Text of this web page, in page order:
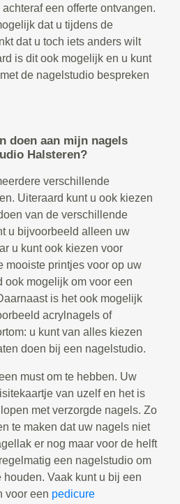
een offerte ontvangen.
dat u tijdens de
dat u toch iets anders wilt
is dit ook mogelijk en u kunt
de nagelstudio bespreken
doen aan mijn nagels
Halsteren?
verschillende
Uiteraard kunt u ook kiezen
van de verschillende
u bijvoorbeeld alleen uw
u kunt ook kiezen voor
mooiste printjes voor op uw
ook mogelijk om voor een
is het ook mogelijk
acrylnagels of
u kunt van alles kiezen
doen bij een nagelstudio.
must om te hebben. Uw
van uzelf en het is
met verzorgde nagels. Zo
te maken dat uw nagels niet
er nog maar voor de helft
een nagelstudio om
Vaak kunt u bij een
voor een pedicure